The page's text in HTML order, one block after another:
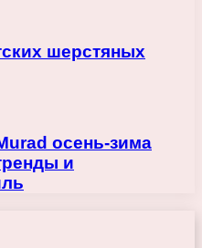
шерстяных
осень-зима
и